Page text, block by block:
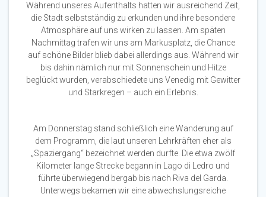
Während unseres Aufenthalts hatten wir ausreichend Zeit,
die Stadt selbstständig zu erkunden und ihre besondere
Atmosphäre auf uns wirken zu lassen. Am späten
Nachmittag trafen wir uns am Markusplatz, die Chance
auf schöne Bilder blieb dabei allerdings aus. Während wir
bis dahin nämlich nur mit Sonnenschein und Hitze
beglückt wurden, verabschiedete uns Venedig mit Gewitter
und Starkregen – auch ein Erlebnis.
Am Donnerstag stand schließlich eine Wanderung auf
dem Programm, die laut unseren Lehrkräften eher als
„Spaziergang“ bezeichnet werden durfte. Die etwa zwölf
Kilometer lange Strecke begann in Lago di Ledro und
führte überwiegend bergab bis nach Riva del Garda.
Unterwegs bekamen wir eine abwechslungsreiche